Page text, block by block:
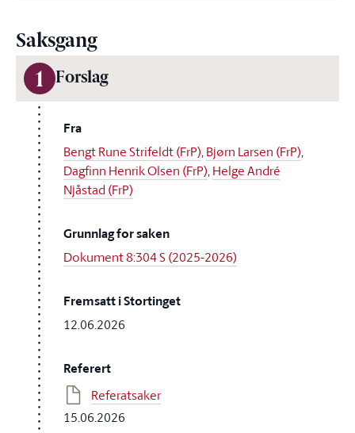
Saksgang
1 Forslag
Fra
Bengt Rune Strifeldt (FrP),Bjørn Larsen (FrP),
Dagfinn Henrik Olsen (FrP),Helge André
Njåstad (FrP)
Grunnlag for saken
Dokument 8:304 S (2025-2026)
Fremsatt i Stortinget
12.06.2026
Referert
Referatsaker
15.06.2026